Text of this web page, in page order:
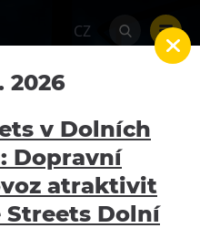
CZ
–
božského
LADY CARNEVAL –
Káji – ZRUŠENO
2026
v Dolních
Dopravní
atraktivit
Streets Dolní